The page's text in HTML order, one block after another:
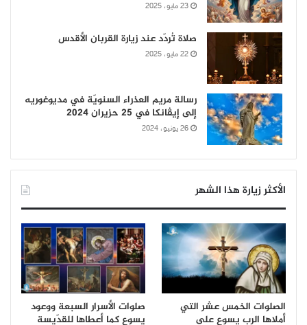
23 مايو، 2025
صلاة تُردّد عند زيارة القربان الأقدس
22 مايو، 2025
رسالة مريم العذراء السنويّة في مديوغوريه
إلى إيڤانكا في 25 حزيران 2024
26 يونيو، 2024
الأكثر زيارة هذا الشهر
الصلوات الخمس عشر التي
أملاها الرب يسوع على
صلوات الأسرار السبعة ووعود
يسوع كما أعطاها للقدّيسة